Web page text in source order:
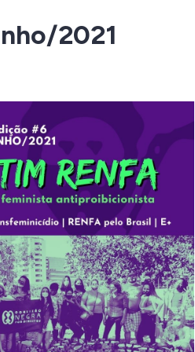
2021